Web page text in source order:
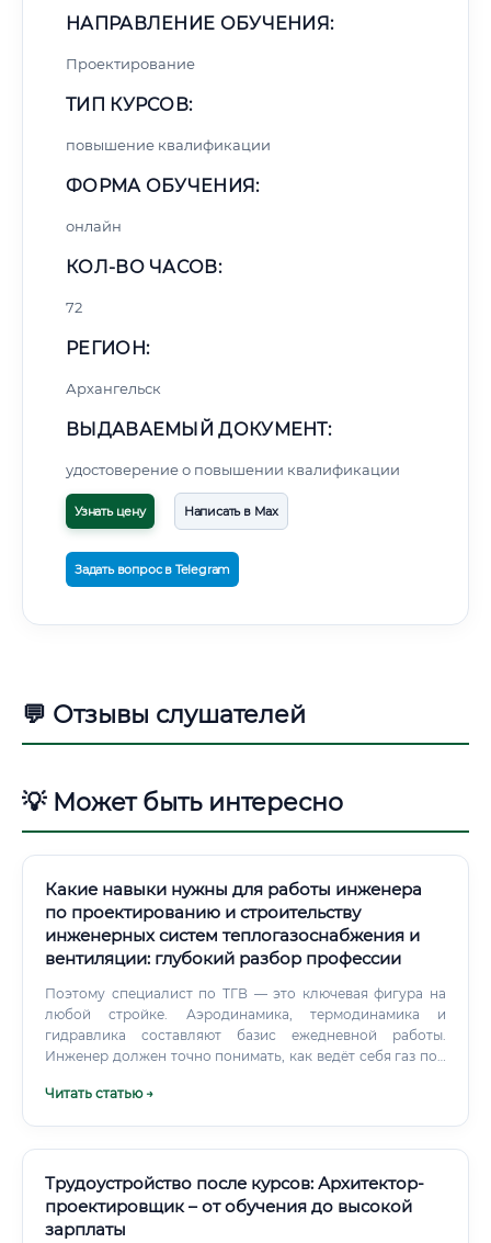
НАПРАВЛЕНИЕ ОБУЧЕНИЯ:
Проектирование
ТИП КУРСОВ:
повышение квалификации
ФОРМА ОБУЧЕНИЯ:
онлайн
КОЛ-ВО ЧАСОВ:
72
РЕГИОН:
Архангельск
ВЫДАВАЕМЫЙ ДОКУМЕНТ:
удостоверение о повышении квалификации
Узнать цену Написать в Max
Задать вопрос в Telegram
💬 Отзывы слушателей
💡 Может быть интересно
Какие навыки нужны для работы инженера
по проектированию и строительству
инженерных систем теплогазоснабжения и
вентиляции: глубокий разбор профессии
Поэтому специалист по ТГВ — это ключевая фигура на
любой стройке. Аэродинамика, термодинамика и
гидравлика составляют базис ежедневной работы.
Инженер должен точно понимать, как ведёт себя газ под
уходит конденсат.
Читать статью →
Трудоустройство после курсов: Архитектор-
проектировщик – от обучения до высокой
зарплаты